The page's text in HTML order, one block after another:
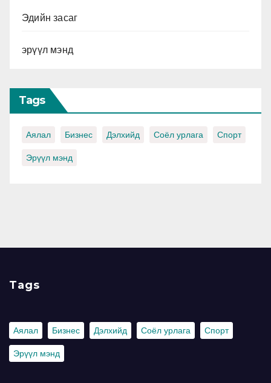
Эдийн засаг
эрүүл мэнд
Tags
Аялал Бизнес Дэлхийд Соёл урлага Спорт
Эрүүл мэнд
Tags
Аялал Бизнес Дэлхийд Соёл урлага Спорт
Эрүүл мэнд